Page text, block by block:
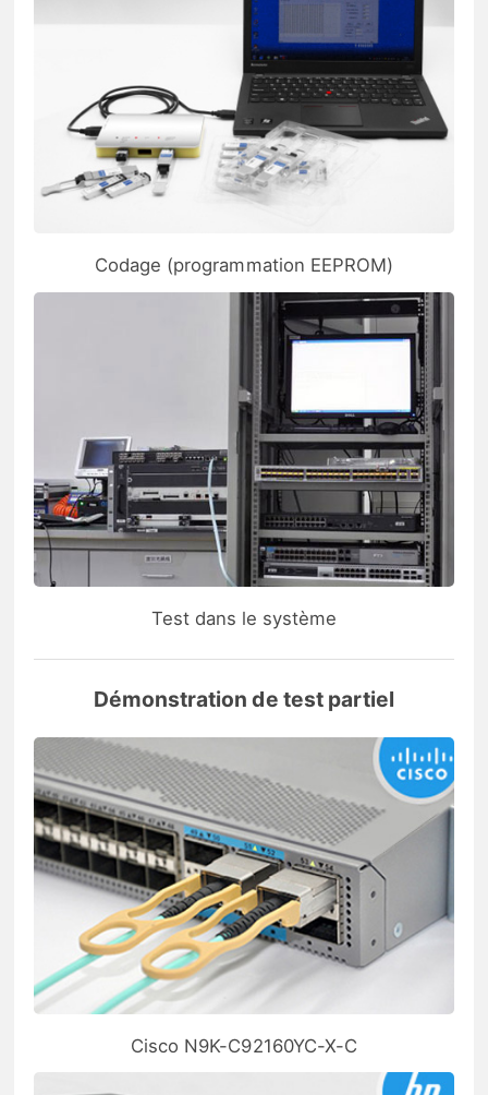
Codage (programmation EEPROM)
Test dans le système
Démonstration de test partiel
Cisco N9K-C92160YC-X-C